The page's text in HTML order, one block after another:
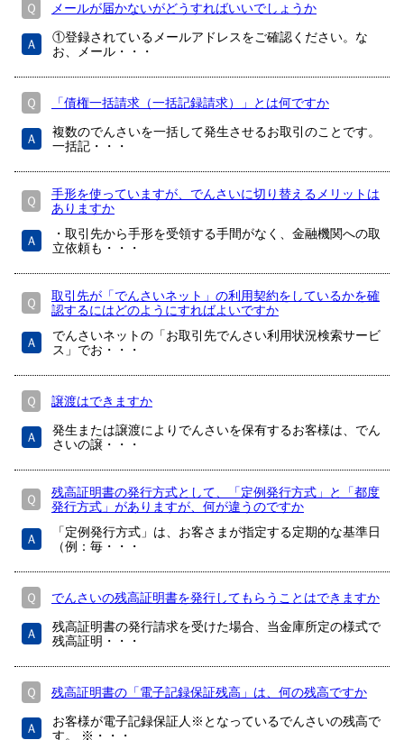
Ｑ メールが届かないがどうすればいいでしょうか
Ａ
①登録されているメールアドレスをご確認ください。な
お、メール・・・
Ｑ 「債権一括請求（一括記録請求）」とは何ですか
Ａ
複数のでんさいを一括して発生させるお取引のことです。
一括記・・・
Ｑ
手形を使っていますが、でんさいに切り替えるメリットは
ありますか
Ａ
・取引先から手形を受領する手間がなく、金融機関への取
立依頼も・・・
Ｑ
取引先が「でんさいネット」の利用契約をしているかを確
認するにはどのようにすればよいですか
Ａ
でんさいネットの「お取引先でんさい利用状況検索サービ
ス」でお・・・
Ｑ 譲渡はできますか
Ａ
発生または譲渡によりでんさいを保有するお客様は、でん
さいの譲・・・
Ｑ
残高証明書の発行方式として、「定例発行方式」と「都度
発行方式」がありますが、何が違うのですか
Ａ
「定例発行方式」は、お客さまが指定する定期的な基準日
（例：毎・・・
Ｑ でんさいの残高証明書を発行してもらうことはできますか
Ａ
残高証明書の発行請求を受けた場合、当金庫所定の様式で
残高証明・・・
Ｑ 残高証明書の「電子記録保証残高」は、何の残高ですか
Ａ
お客様が電子記録保証人※となっているでんさいの残高で
す。 ※・・・